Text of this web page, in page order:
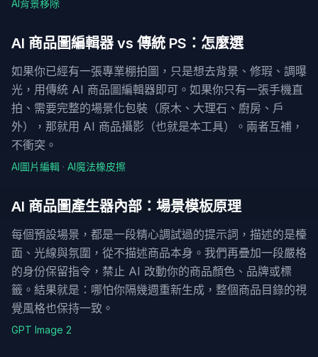
AI背景移除
AI 商品圖編輯器 vs 傳統 PS：怎麼選
如果你已經有一張專業棚拍圖，只是想去背景、修瑕、調曝
光，用傳統 AI 商品圖編輯器即可。如果你只有一張手機直
拍、需要完整的場景化包裝（原木、大理石、廚房、戶
外），那就用 AI 商品攝影（也就是本工具）。兩者互補，
不衝突。
AI圖片編輯 · AI魔法橡皮擦
AI 商品圖產生器內部：場景模板原理
每個預設場景，都是一段精心調試過的提示詞，描述的是檯
面、光線與氛圍，從不描述商品本身。我們再疊加一段嚴格
的身份保留指令，禁止 AI 改動你的商品顏色、品牌或標
籤。結果就是：哪怕你隔幾週重新生成，整個商品目錄的視
覺風格也保持一致。
GPT Image 2